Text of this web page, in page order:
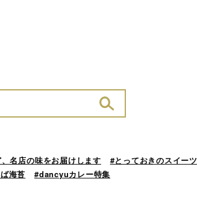
名店の味をお届けします
#とっておきのスイーツ
海苔 #dancyuカレー特集